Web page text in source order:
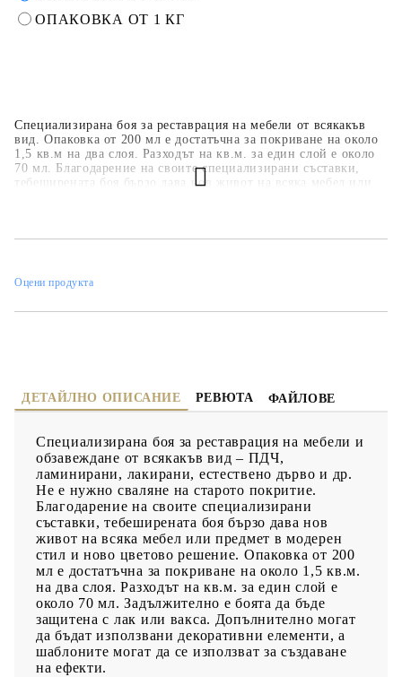
Специализирана боя за реставрация на мебели от всякакъв
вид. Опаковка от 200 мл е достатъчна за покриване на около
1,5 кв.м на два слоя. Разходът на кв.м. за един слой е около
70 мл. Благодарение на своите специализирани съставки,
тебеширената боя бързо дава нов живот на всяка мебел или
допълнителни ефекти.
ОПАКОВКА ОТ 1 КГ
Оцени продукта
ДЕТАЙЛНО ОПИСАНИЕ РЕВЮТА ФАЙЛОВЕ
Специализирана боя за реставрация на мебели и
обзавеждане от всякакъв вид – ПДЧ,
ламинирани, лакирани, естествено дърво и др.
Не е нужно сваляне на старото покритие.
Благодарение на своите специализирани
съставки, тебеширената боя бързо дава нов
живот на всяка мебел или предмет в модерен
стил и ново цветово решение. Опаковка от 200
мл е достатъчна за покриване на около 1,5 кв.м.
на два слоя. Разходът на кв.м. за един слой е
около 70 мл. Задължително е боята да бъде
защитена с лак или вакса. Допълнително могат
да бъдат използвани декоративни елементи, а
шаблоните могат да се използват за създаване
на ефекти.